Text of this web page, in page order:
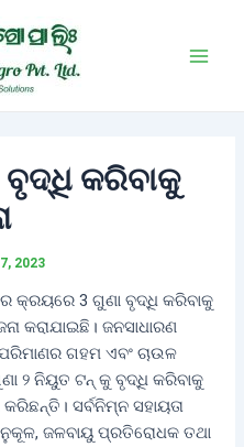
କରିବାକୁ
2023
3 ଗୁଣା ବୃଦ୍ଧି କରିବାକୁ
କରାଯାଇଛି। ଜନସାଧାରଣ
ଗହମ ଏବଂ ଚାଉଳ
୨ ନିୟୁତ ଟନ୍ କୁ ବୃଦ୍ଧି କରିବାକୁ
ସର୍ବନିମ୍ନ ସହାୟତା
ଜଳବାୟୁ ପ୍ରତିରୋଧକ ତଥା